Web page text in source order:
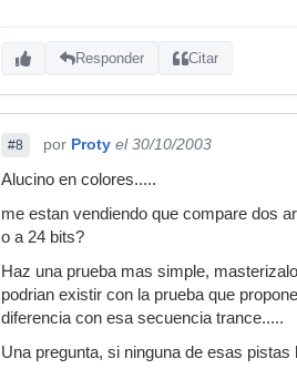
Responder Citar
#8 por Proty el 30/10/2003
Alucino en colores.....
me estan vendiendo que compare dos
o a 24 bits?
Haz una prueba mas simple,
podrian existir con la prueba que
diferencia con esa secuencia trance.....
Una pregunta, si ninguna de esas